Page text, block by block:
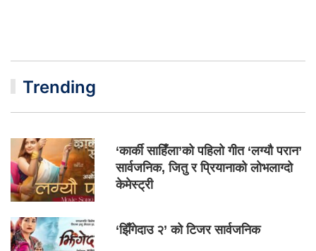
Trending
‘कार्की साहिँला’को पहिलो गीत ‘लग्यौ परान’
सार्वजनिक, जितु र प्रियानाको लोभलाग्दो
केमेस्ट्री
‘झिँगेदाउ २’ को टिजर सार्वजनिक